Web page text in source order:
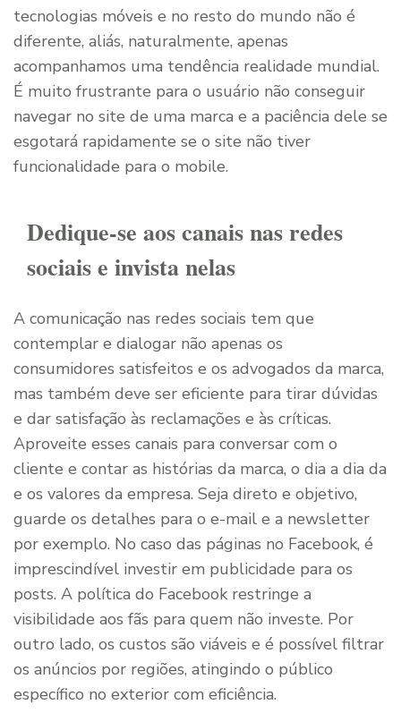
tecnologias móveis e no resto do mundo não é
diferente, aliás, naturalmente, apenas
acompanhamos uma tendência realidade mundial.
É muito frustrante para o usuário não conseguir
navegar no site de uma marca e a paciência dele se
esgotará rapidamente se o site não tiver
funcionalidade para o mobile.
Dedique-se aos canais nas redes
sociais e invista nelas
A comunicação nas redes sociais tem que
contemplar e dialogar não apenas os
consumidores satisfeitos e os advogados da marca,
mas também deve ser eficiente para tirar dúvidas
e dar satisfação às reclamações e às críticas.
Aproveite esses canais para conversar com o
cliente e contar as histórias da marca, o dia a dia da
e os valores da empresa. Seja direto e objetivo,
guarde os detalhes para o e-mail e a newsletter
por exemplo. No caso das páginas no Facebook, é
imprescindível investir em publicidade para os
posts. A política do Facebook restringe a
visibilidade aos fãs para quem não investe. Por
outro lado, os custos são viáveis e é possível filtrar
os anúncios por regiões, atingindo o público
específico no exterior com eficiência.